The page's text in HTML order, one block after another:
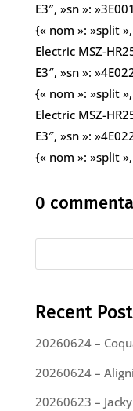
E3″, »sn »:
{« nom »: »split
Electric MSZ-
E3″, »sn »:
{« nom »: »split
Electric MSZ-
E3″, »sn »:
{« nom »: »split
0
Recent
20260624 –
20260624 –
20260623 –